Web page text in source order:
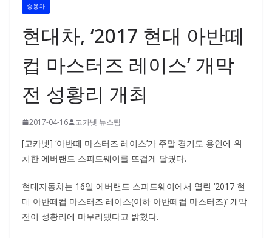
승용차
현대차, ‘2017 현대 아반떼
컵 마스터즈 레이스’ 개막
전 성황리 개최
2017-04-16 고카넷 뉴스팀
[고카넷] ‘아반떼 마스터즈 레이스’가 주말 경기도 용인에 위
치한 에버랜드 스피드웨이를 뜨겁게 달궜다.
현대자동차는 16일 에버랜드 스피드웨이에서 열린 ‘2017 현
대 아반떼컵 마스터즈 레이스(이하 아반떼컵 마스터즈)’ 개막
전이 성황리에 마무리됐다고 밝혔다.